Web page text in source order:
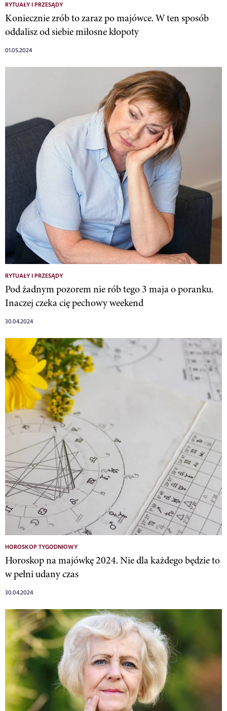
RYTUAŁY I PRZESĄDY
Koniecznie zrób to zaraz po majówce. W ten sposób
oddalisz od siebie miłosne kłopoty
01.05.2024
RYTUAŁY I PRZESĄDY
Pod żadnym pozorem nie rób tego 3 maja o poranku.
Inaczej czeka cię pechowy weekend
30.04.2024
HOROSKOP TYGODNIOWY
Horoskop na majówkę 2024. Nie dla każdego będzie to
w pełni udany czas
30.04.2024